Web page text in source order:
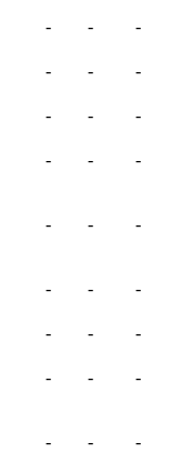
- - -
- - -
- - -
- - -
- - -
- - -
- - -
- - -
- - -